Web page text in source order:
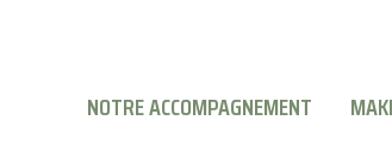
NOTRE ACCOMPAGNEMENT